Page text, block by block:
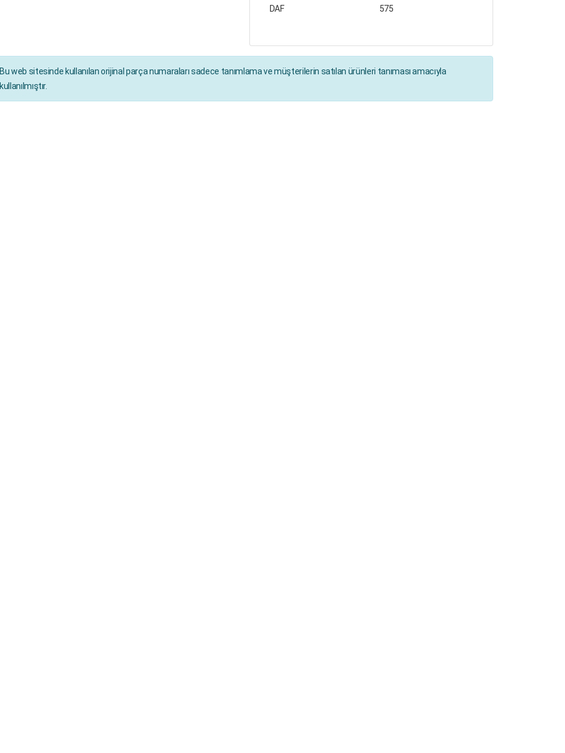
DAF 575
Bu web sitesinde kullanılan orijinal parça numaraları sadece tanımlama ve müşterilerin satılan ürünleri tanıması amacıyla
kullanılmıştır.